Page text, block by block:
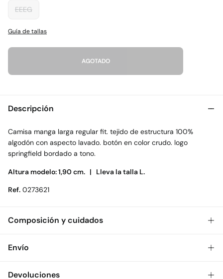
EEEG
Guía de tallas
AGOTADO
Descripción
Camisa manga larga regular fit. tejido de estructura 100%
algodón con aspecto lavado. botón en color crudo. logo
springfield bordado a tono.
Altura modelo: 1,90 cm. | Lleva la talla L.
Ref. 0273621
Composición y cuidados
Composición
Envío
Envío a tienda: 2-5 días.
Devoluciones